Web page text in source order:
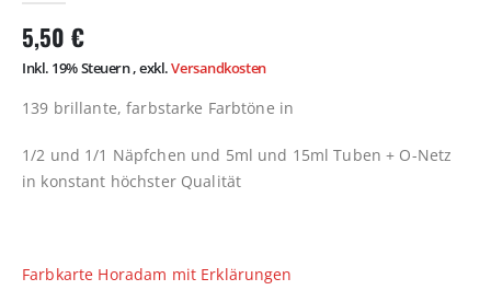
5,50 €
Inkl. 19% Steuern,exkl.Versandkosten
139 brillante, farbstarke Farbtöne in
1/2 und 1/1 Näpfchen und 5ml und 15ml Tuben + O-Netz
in konstant höchster Qualität
Farbkarte Horadam mit Erklärungen